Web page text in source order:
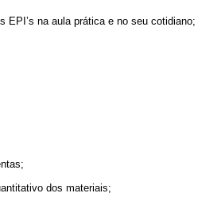
EPI’s na aula prática e no seu cotidiano;
dos materiais;